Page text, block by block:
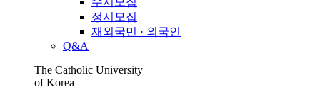
정시모집
재외국민 · 외국인
Q&A
The Catholic University
of Korea